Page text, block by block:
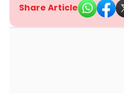
Share Article